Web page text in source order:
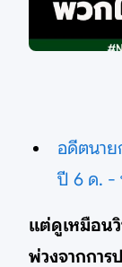
อดีตนาย
ปี 6 ด. -
แต่ดูเหมือน
พ่วงจากกา